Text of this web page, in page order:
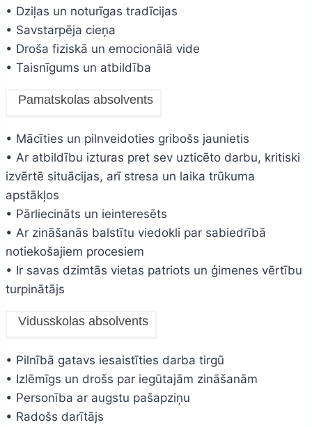
• Dziļas un noturīgas tradīcijas
• Savstarpēja cieņa
• Droša fiziskā un emocionālā vide
• Taisnīgums un atbildība
Pamatskolas absolvents
• Mācīties un pilnveidoties gribošs jaunietis
• Ar atbildību izturas pret sev uzticēto darbu, kritiski
izvērtē situācijas, arī stresa un laika trūkuma
apstākļos
• Pārliecināts un ieinteresēts
• Ar zināšanās balstītu viedokli par sabiedrībā
notiekošajiem procesiem
• Ir savas dzimtās vietas patriots un ģimenes vērtību
turpinātājs
Vidusskolas absolvents
• Pilnībā gatavs iesaistīties darba tirgū
• Izlēmīgs un drošs par iegūtajām zināšanām
• Personība ar augstu pašapziņu
• Radošs darītājs